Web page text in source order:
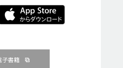
子書籍